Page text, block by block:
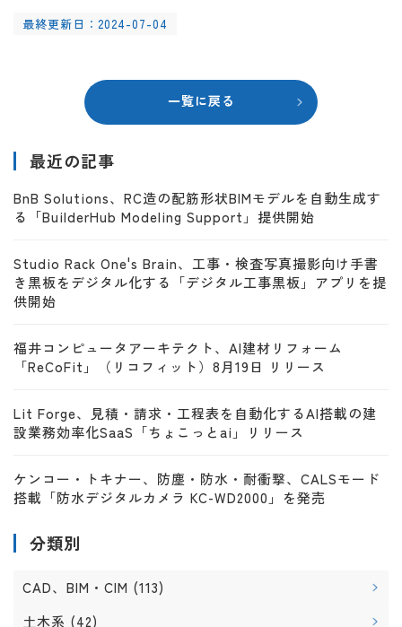
最終更新日：2024-07-04
一覧に戻る
最近の記事
BnB Solutions、RC造の配筋形状BIMモデルを自動生成す
る「BuilderHub Modeling Support」提供開始
Studio Rack One's Brain、工事・検査写真撮影向け手書
き黒板をデジタル化する「デジタル工事黒板」アプリを提
供開始
福井コンピュータアーキテクト、AI建材リフォーム
「ReCoFit」（リコフィット）8月19日 リリース
Lit Forge、見積・請求・工程表を自動化するAI搭載の建
設業務効率化SaaS「ちょこっとai」リリース
ケンコー・トキナー、防塵・防水・耐衝撃、CALSモード
搭載「防水デジタルカメラ KC-WD2000」を発売
分類別
CAD、BIM・CIM (113)
土木系 (42)